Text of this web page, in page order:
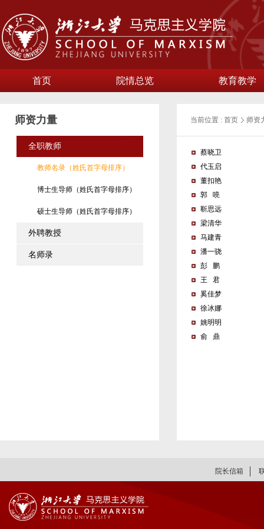
首页 院情总览 教育教学
师资力量
全职教师
教师名录（姓氏首字母排序）
博士生导师（姓氏首字母排序）
硕士生导师（姓氏首字母排序）
外聘教授
名师录
当前位置 : 首页 师资
蔡晓卫
代玉启
董扣艳
郭 喨
靳思远
梁清华
马建青
潘一骁
彭 鹏
王 君
奚佳梦
徐冰娜
姚明明
俞 鼎
院长信箱